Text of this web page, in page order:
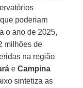
poderiam
o ano de 2025,
milhões de
na região
eCampina
sintetiza as